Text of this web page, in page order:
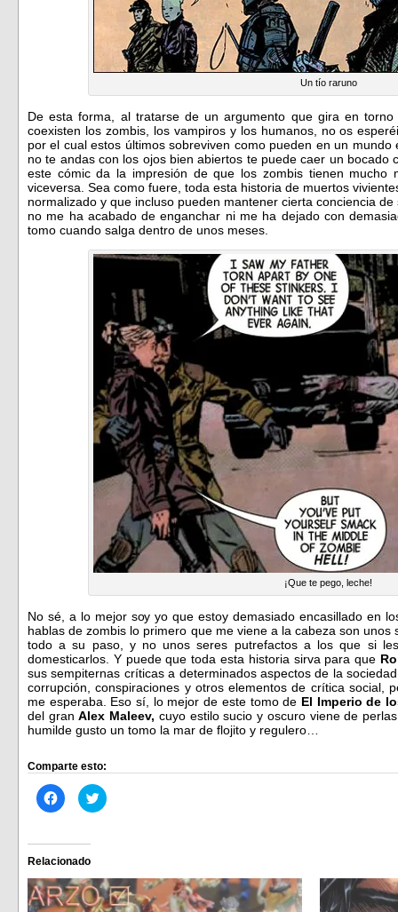
Un tío raruno
De esta forma, al tratarse de un argumento que gira en
coexisten los zombis, los vampiros y los humanos, no os
por el cual estos últimos sobreviven como pueden en un
no te andas con los ojos bien abiertos te puede caer un bocado
este cómic da la impresión de que los zombis tienen
viceversa. Sea como fuere, toda esta historia de muertos
normalizado y que incluso pueden mantener cierta conciencia
no me ha acabado de enganchar ni me ha dejado con
tomo cuando salga dentro de unos meses.
¡Que te pego, leche!
No sé, a lo mejor soy yo que estoy demasiado encasillado en
hablas de zombis lo primero que me viene a la cabeza son
todo a su paso, y no unos seres putrefactos a los que si
domesticarlos. Y puede que toda esta historia sirva para que
sus sempiternas críticas a determinados aspectos de la
corrupción, conspiraciones y otros elementos de crítica social,
me esperaba. Eso sí, lo mejor de este tomo de El Imperio de
del granAlex Maleev, cuyo estilo sucio y oscuro viene de
humilde gusto un tomo la mar de flojito y regulero…
Comparte esto:
Haz
clic
Facebook
(Se
abre
en
una
ventana
Haz
clic
en
una
ventana
Relacionado